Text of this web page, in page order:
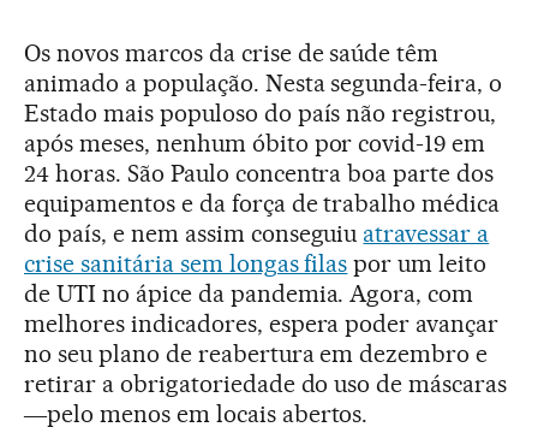
Os novos marcos da crise de saúde têm
animado a população. Nesta segunda-feira, o
Estado mais populoso do país não registrou,
após meses, nenhum óbito por covid-19 em
24 horas. São Paulo concentra boa parte dos
equipamentos e da força de trabalho médica
do país, e nem assim conseguiu atravessar a
crise sanitária sem longas filas por um leito
de UTI no ápice da pandemia. Agora, com
melhores indicadores, espera poder avançar
no seu plano de reabertura em dezembro e
retirar a obrigatoriedade do uso de máscaras
―pelo menos em locais abertos.